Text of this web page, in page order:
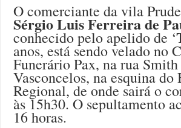
O comerciante da vila
Sérgio Luis Ferreira de
conhecido pelo apelido de ‘
anos, está sendo velado no
Funerário Pax, na rua Smith
Vasconcelos, na esquina do
Regional, de onde sairá o
às 15h30. O sepultamento
16 horas.